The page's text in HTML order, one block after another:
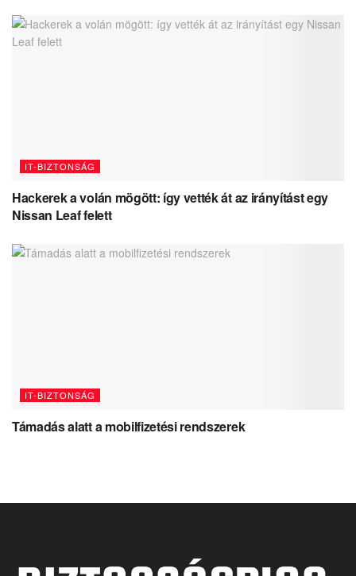
IT-BIZTONSÁG
Hackerek a volán mögött: így vették át az irányítást egy
Nissan Leaf felett
IT-BIZTONSÁG
Támadás alatt a mobilfizetési rendszerek